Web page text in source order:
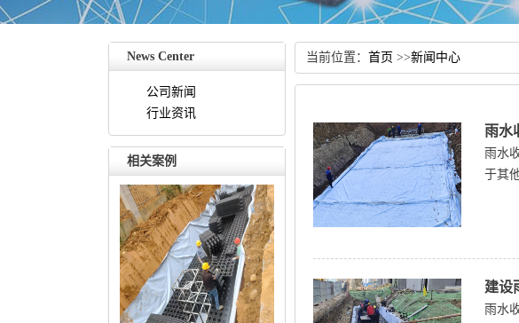
NewsCenter
公司新闻
行业资讯
相关案例
当前位置： 首页 >>新闻中心
雨水
雨水
于其
建设
雨水